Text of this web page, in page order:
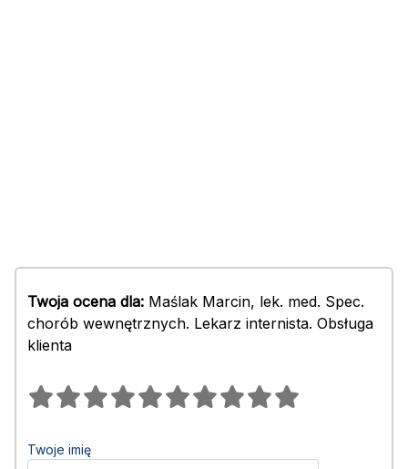
Twoja ocena dla: Maślak Marcin, lek. med. Spec.
chorób wewnętrznych. Lekarz internista. Obsługa
klienta
Twoje imię